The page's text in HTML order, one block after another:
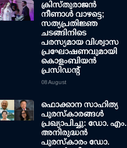
ക്രിസ്തുരാജൻ
നീണാൾ വാഴട്ടെ;
സത്യപ്രതിജ്ഞ
ചടങ്ങിനിടെ
പരസ്യമായ വിശ്വാസ
പ്രഘോഷണവുമായി
കൊളംബിയൻ
പ്രസിഡന്റ്
08 August
ഫൊക്കാന സാഹിത്യ
പുരസ്‌കാരങ്ങള്‍
പ്രഖ്യാപിച്ചു: ഡോ. എം.
അനിരുദ്ധന്‍
പുരസ്‌കാരം ഡോ.